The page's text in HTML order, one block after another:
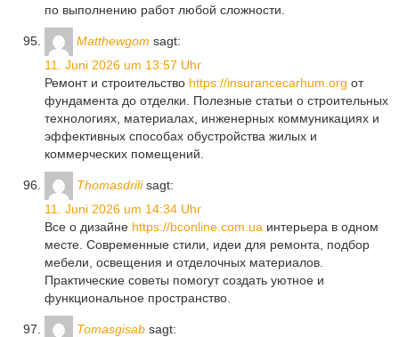
по выполнению работ любой сложности.
Matthewgom sagt:
11. Juni 2026 um 13:57 Uhr
Ремонт и строительство https://insurancecarhum.org от
фундамента до отделки. Полезные статьи о строительных
технологиях, материалах, инженерных коммуникациях и
эффективных способах обустройства жилых и
коммерческих помещений.
Thomasdrili sagt:
11. Juni 2026 um 14:34 Uhr
Все о дизайне https://bconline.com.ua интерьера в одном
месте. Современные стили, идеи для ремонта, подбор
мебели, освещения и отделочных материалов.
Практические советы помогут создать уютное и
функциональное пространство.
Tomasgisab sagt: